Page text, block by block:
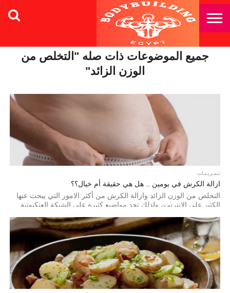
جميع الموضوعات ذات صله "التخلص من
الوزن الزائد"
تـمـريـنـات
ازالة الكرش في يومين .. هل هي حقيقة أم خيال؟؟
التخلص من الوزن الزائد وازالة الكرش من أكثر الامور التي يبحث عنها
الكثير علي الانترنت، ولذلك تجد مواضيع كثيرة علي الشبكة العنكبوتية...